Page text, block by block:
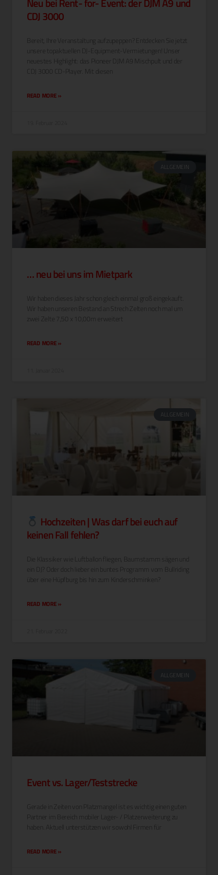
CDJ 3000
Bere­it, Ihre Ver­anstal­tung aufzu­pep­pen? Ent­deck­en Sie jet­zt
unsere topak­tuellen DJ-Equip­­ment-Ver­mi­e­tun­­gen! Unser
neuestes High­light: das Pio­neer DJM A9 Mis­ch­pult und der
CDJ 3000 CD-Play­er. Mit diesen
READ MORE »
ALLGEMEIN
… neu bei uns im Mietpark
Wir haben dieses Jahr schon gle­ich ein­mal groß eingekauft.
Wir haben unseren Bestand an Strech Zel­ten noch mal um
zwei Zelte 7,50 x 10,00m erweitert
READ MORE »
ALLGEMEIN
Hochzeiten | Was darf bei euch auf
keinen Fall fehlen?
Die Klas­sik­er wie Luft­bal­lon fliegen, Baum­stamm sägen und
ein DJ? Oder doch lieber ein buntes Pro­gramm vom Bull­rid­ing
über eine Hüpf­burg bis hin zum Kinderschminken?
READ MORE »
ALLGEMEIN
Event vs. Lager/Teststrecke
Ger­ade in Zeit­en von Platz­man­gel ist es wichtig einen guten
Part­ner im Bere­ich mobil­er Lager- / Platzer­weiterung zu
haben. Aktuell unter­stützen wir sowohl Fir­men für
READ MORE »